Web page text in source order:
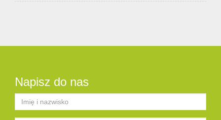
Napisz do nas